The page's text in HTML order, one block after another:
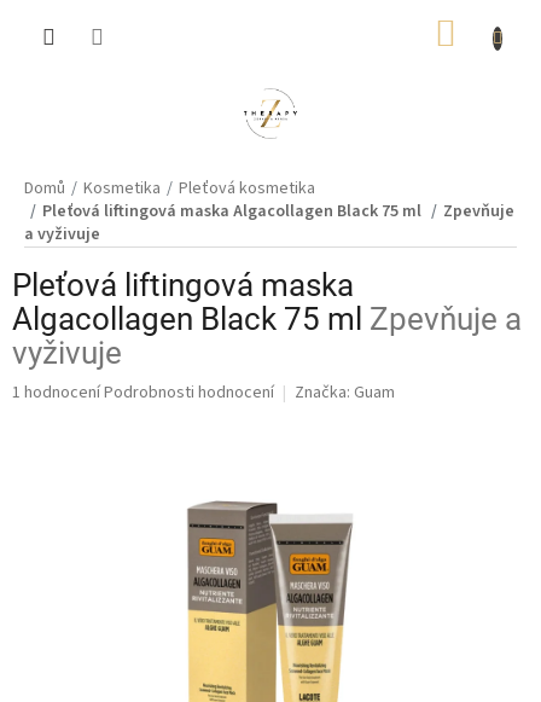
Domů Kosmetika
Pleťová kosmetika
Pleťová liftingová maska Algacollagen Black 75 ml
Zpevňuje
a vyživuje
Pleťová liftingová maska
Algacollagen Black 75 ml Zpevňuje a
vyživuje
Průměrné
1 hodnoceníPodrobnosti hodnocení Značka: Guam